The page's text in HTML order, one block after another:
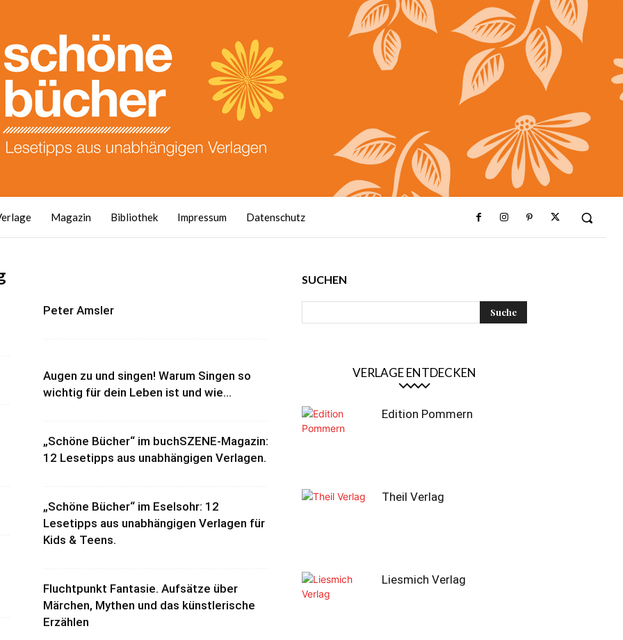
Magazin Bibliothek Impressum Datenschutz
Peter Amsler
Augen zu und singen! Warum Singen so
wichtig für dein Leben ist und wie...
„Schöne Bücher“ im buchSZENE-Magazin:
12 Lesetipps aus unabhängigen Verlagen.
„Schöne Bücher“ im Eselsohr: 12
Lesetipps aus unabhängigen Verlagen für
Kids & Teens.
Fluchtpunkt Fantasie. Aufsätze über
Märchen, Mythen und das künstlerische
Erzählen
SUCHEN
VERLAGE ENTDECKEN
Edition Pommern
Theil Verlag
Liesmich Verlag